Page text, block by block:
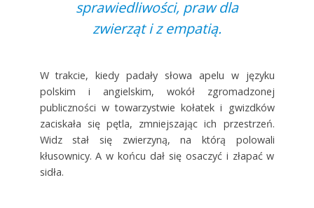
sprawiedliwości, praw dla
zwierząt i z empatią.
W trakcie, kiedy padały słowa apelu w języku
polskim i angielskim, wokół zgromadzonej
publiczności w towarzystwie kołatek i gwizdków
zaciskała się pętla, zmniejszając ich przestrzeń.
Widz stał się zwierzyną, na którą polowali
kłusownicy. A w końcu dał się osaczyć i złapać w
sidła.